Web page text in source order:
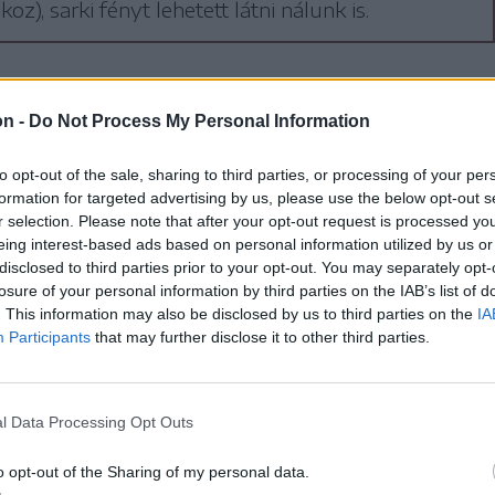
- Do Not Process My Personal Information
opt-out of the sale, sharing to third parties, or processing of your
for targeted advertising by us, please use the below opt-out
selection. Please note that after your opt-out request is processed
interest-based ads based on personal information utilized by us
to third parties prior to your opt-out. You may separately
of your personal information by third parties on the IAB’s list of
This information may also be disclosed by us to third parties on the
Participants that may further disclose it to other third parties.
Data Processing Opt Outs
opt-out of the Sharing of my personal data.
sarki fényt lehetett látni nálunk is.
mely magába foglalja a Nap
illetve a csillagfotóiról
az Erdélyi Magyar Csillagászok
A messzi dél csillagai –
címmel.
a mi országunkból”
Ezt követően kerül sor a
nagy szerephez jut egy Seestar
távcső. Ez a műszer, melyet a